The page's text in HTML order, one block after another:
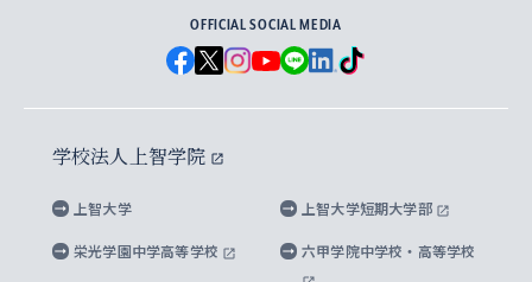
経済学研究科
グローバル・スタディーズ研究科
メディア・ジャーナリズム研究所
水稀少社会研究センター
先進機械・構造材料イノベーションセンター
国による高等教育の修学支援新制度
大学院生対象の奨学金
海外留学する際の費用と奨学金
父母・保証人とのネットワーク
学外とのネットワーク
上智大学大学案内・大学院案内
英文広報誌 SOPHIA magazine
上智大学のビジュアル・アイデンティティ
上智大学ビジュアル・アイデンティティ
上智大学校歌 ・上智大学学生歌
上智大学への取材・キャンパスでの撮影について
上智大学の公開情報
上智大学の教育研究活動等の情報公表
キャンパス案内
OFFICIAL SOCIAL MEDIA
学校法人上智学院
上智大学 上智大学短期大学部
栄光学園中学高等学校 六甲学院中学校・高等学校